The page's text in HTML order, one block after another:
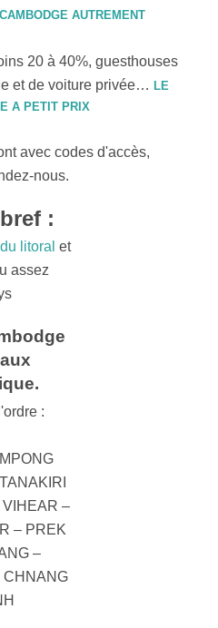
AUTREMENT
20 à 40%, guesthouses
et de voiture privée… LE
A PETIT PRIX
avec codes d'accès,
nous.
:
litoral et
assez
:
–
– PREK
–
CHNANG